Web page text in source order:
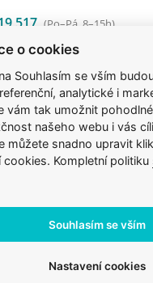
a pružnost a
vitamíny, organicky
a mikroelementy,
úroveň minerálů pro
zdroj snadno
vynikající chutí.
517 (Po–Pá, 8–15h)
v těchto
Brit Care
Mého
zkušení veterináři
o cookies
Souhlasím se vším
analytické i
vám tak umožnit
našeho webu i vás
můžete snadno upravit
cookies. Kompletní politiku
Souhlasím se vším
Nastavení cookies